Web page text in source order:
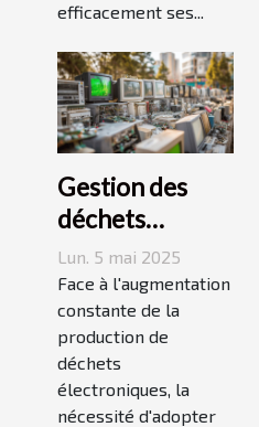
efficacement ses...
Gestion des
déchets
électroniques
Stratégies pour
un avenir
durable
Lun. 5 mai 2025
Face à l'augmentation
constante de la
production de
déchets
électroniques, la
nécessité d'adopter